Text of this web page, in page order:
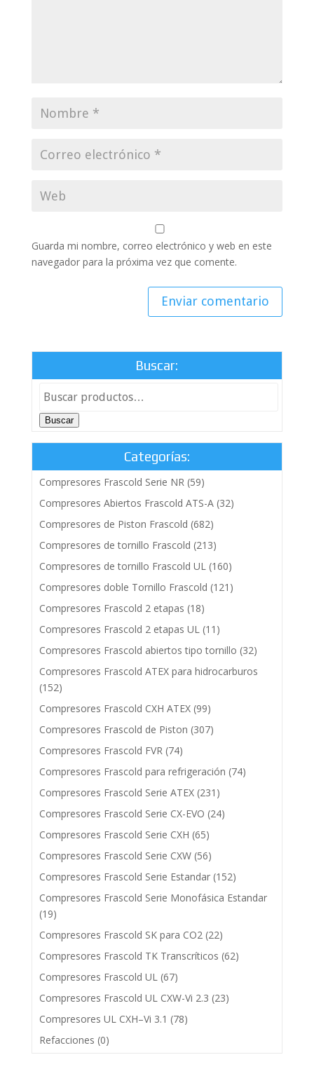
Guarda mi nombre, correo electrónico y web en este
navegador para la próxima vez que comente.
Buscar:
Buscar
Categorías:
Compresores Frascold Serie NR (59)
Compresores Abiertos Frascold ATS-A (32)
Compresores de Piston Frascold (682)
Compresores de tornillo Frascold (213)
Compresores de tornillo Frascold UL (160)
Compresores doble Tornillo Frascold (121)
Compresores Frascold 2 etapas (18)
Compresores Frascold 2 etapas UL (11)
Compresores Frascold abiertos tipo tornillo (32)
Compresores Frascold ATEX para hidrocarburos
(152)
Compresores Frascold CXH ATEX (99)
Compresores Frascold de Piston (307)
Compresores Frascold FVR (74)
Compresores Frascold para refrigeración (74)
Compresores Frascold Serie ATEX (231)
Compresores Frascold Serie CX-EVO (24)
Compresores Frascold Serie CXH (65)
Compresores Frascold Serie CXW (56)
Compresores Frascold Serie Estandar (152)
Compresores Frascold Serie Monofásica Estandar
(19)
Compresores Frascold SK para CO2 (22)
Compresores Frascold TK Transcríticos (62)
Compresores Frascold UL (67)
Compresores Frascold UL CXW-Vi 2.3 (23)
Compresores UL CXH–Vi 3.1 (78)
Refacciones (0)